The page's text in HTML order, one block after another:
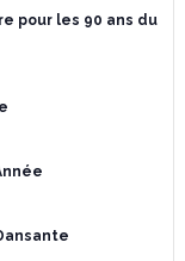
pour les 90 ans du